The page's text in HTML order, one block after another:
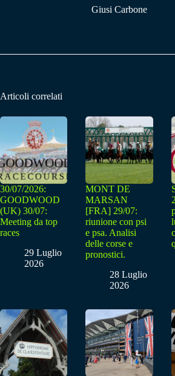
Giusi Carbone
Articoli correlati
30/07/2026:
GOODWOOD
(UK) 30/07:
Meeting da top
races
29 Luglio
2026
MONT DE
MARSAN
[FRA] 29/07:
riunione con psi
e psa. Analisi
delle corse e
pronostici.
28 Luglio
2026